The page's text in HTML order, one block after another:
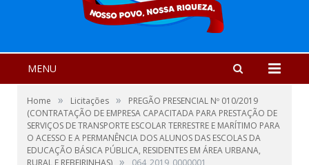
MENU
Home » Licitações »
PREGÃO PRESENCIAL Nº 010/2019
(CONTRATAÇÃO DE EMPRESA CAPACITADA PARA PRESTAÇÃO DE
SERVIÇOS DE TRANSPORTE ESCOLAR TERRESTRE E MARÍTIMO PARA
O ACESSO E A PERMANÊNCIA DOS ALUNOS DAS ESCOLAS DA
EDUCAÇÃO BÁSICA PÚBLICA, RESIDENTES EM ÁREA URBANA,
RURAL E REBEIRINHAS) » 064_2019_0000001